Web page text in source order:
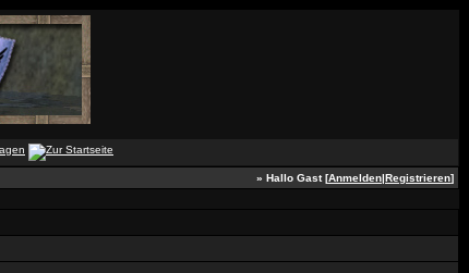
» Hallo Gast [Anmelden|Registrieren]